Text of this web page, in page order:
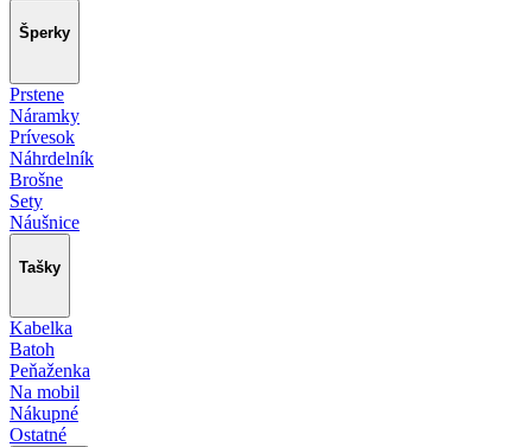
Šperky
Prstene
Náramky
Prívesok
Náhrdelník
Brošne
Sety
Náušnice
Tašky
Kabelka
Batoh
Peňaženka
Na mobil
Nákupné
Ostatné